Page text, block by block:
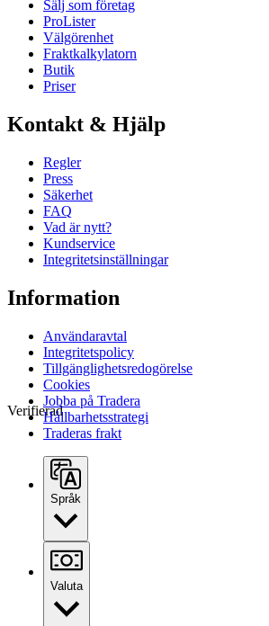
Verifierad
Sälj som företag
ProLister
Välgörenhet
Fraktkalkylatorn
Butik
Priser
Kontakt & Hjälp
Regler
Press
Säkerhet
FAQ
Vad är nytt?
Kundservice
Integritetsinställningar
Information
Användaravtal
Integritetspolicy
Tillgänglighetsredogörelse
Cookies
Jobba på Tradera
Hållbarhetsstrategi
Traderas frakt
Språk
Valuta